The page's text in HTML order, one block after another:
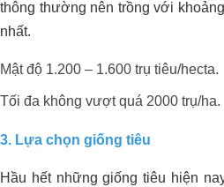
thông thường nên trồng với
nhất.
Mật độ 1.200 – 1.600 trụ tiêu/hecta.
Tối đa không vượt quá 2000 trụ/ha.
3. Lựa chọn giống tiêu
Hầu hết những giống tiêu hiện